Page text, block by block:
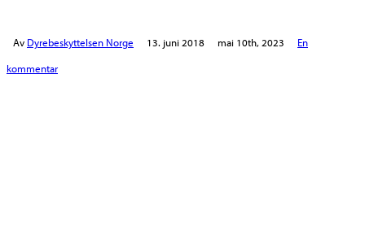
Av Dyrebeskyttelsen Norge 13. juni 2018 mai 10th, 2023
En
kommentar